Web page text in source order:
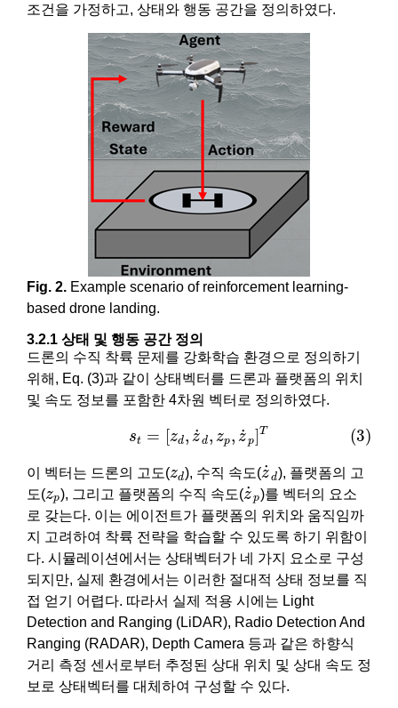
조건을 가정하고, 상태와 행동 공간을 정의하였다.
Fig. 2. Example scenario of reinforcement learning-
based drone landing.
3.2.1 상태 및 행동 공간 정의
드론의 수직 착륙 문제를 강화학습 환경으로 정의하기
위해, Eq. (3)과 같이 상태벡터를 드론과 플랫폼의 위치
및 속도 정보를 포함한 4차원 벡터로 정의하였다.
st = [zd, ˙
zd, zp, ˙
zp]T (3)
z z z p]
이 벡터는 드론의 고도(zd
zd), 수직 속도(˙
zd
z d), 플랫폼의 고
도(zp
z p), 그리고 플랫폼의 수직 속도(˙
zp
z p
)를 벡터의 요소
로 갖는다. 이는 에이전트가 플랫폼의 위치와 움직임까
지 고려하여 착륙 전략을 학습할 수 있도록 하기 위함이
다. 시뮬레이션에서는 상태벡터가 네 가지 요소로 구성
되지만, 실제 환경에서는 이러한 절대적 상태 정보를 직
접 얻기 어렵다. 따라서 실제 적용 시에는 Light
Detection and Ranging (LiDAR), Radio Detection And
Ranging (RADAR), Depth Camera 등과 같은 하향식
거리 측정 센서로부터 추정된 상대 위치 및 상대 속도 정
보로 상태벡터를 대체하여 구성할 수 있다.